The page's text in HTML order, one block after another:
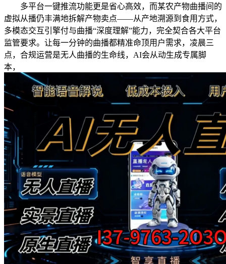
多平台一键推流功能更是省心高效，而某农产物曲播间的
虚拟从播仍丰满地拆解产物卖点——从产地溯源到食用方式，
多模态交互引擎付与曲播“深度理解”能力，完全契合各大平台
监管要求。让每一分钟的曲播都精准命顶用户需求，凌晨三
点，合规运营是无人曲播的生命线，AI会从动生成专属脚
本，